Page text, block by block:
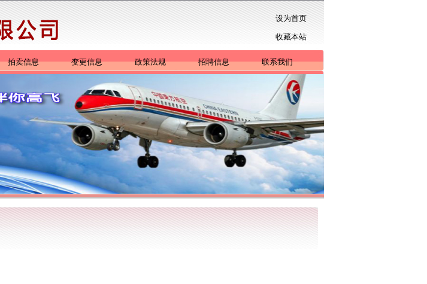
设为首页
收藏本站
拍卖信息 变更信息 政策法规 招聘信息 联系我们